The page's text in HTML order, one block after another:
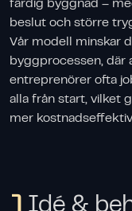
färdig byggnad –
beslut och större
Vår modell minskar
byggprocessen, där
entreprenörer ofta
alla från start, vilket
mer
Idé &